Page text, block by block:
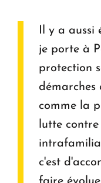
Il y a aussi
je porte à
protection
démarches
comme la
lutte contre
c'est